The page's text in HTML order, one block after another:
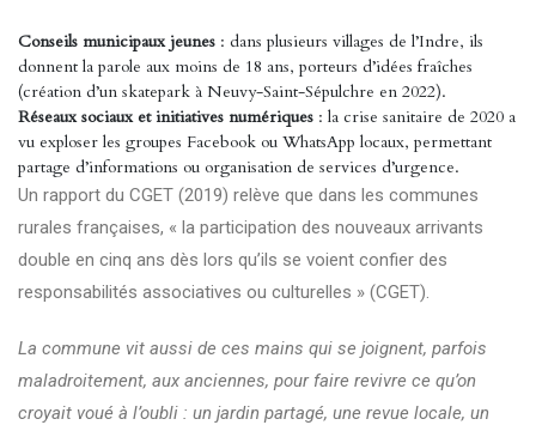
Conseils municipaux jeunes : dans plusieurs villages de l’Indre, ils
donnent la parole aux moins de 18 ans, porteurs d’idées fraîches
(création d’un skatepark à Neuvy-Saint-Sépulchre en 2022).
Réseaux sociaux et initiatives numériques : la crise sanitaire de 2020 a
vu exploser les groupes Facebook ou WhatsApp locaux, permettant
partage d’informations ou organisation de services d’urgence.
Un rapport du CGET (2019) relève que dans les communes
rurales françaises, « la participation des nouveaux arrivants
double en cinq ans dès lors qu’ils se voient confier des
responsabilités associatives ou culturelles » (CGET).
La commune vit aussi de ces mains qui se joignent, parfois
maladroitement, aux anciennes, pour faire revivre ce qu’on
croyait voué à l’oubli : un jardin partagé, une revue locale, un